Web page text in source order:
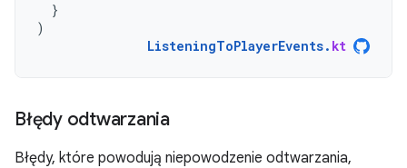
}
)
ListeningToPlayerEvents. kt
Błędy odtwarzania
Błędy, które powodują niepowodzenie odtwarzania,